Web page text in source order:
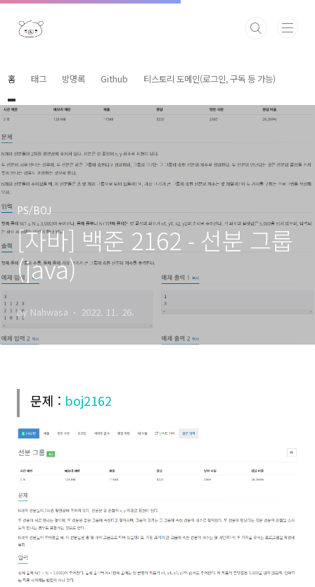
본문 바로가기
홈 태그 방명록 Github 티스토리 도메인(로그인, 구독 등 가능)
PS/BOJ
[자바] 백준 2162 - 선분 그룹
(java)
by Nahwasa 2022. 11. 26.
문제 : boj2162